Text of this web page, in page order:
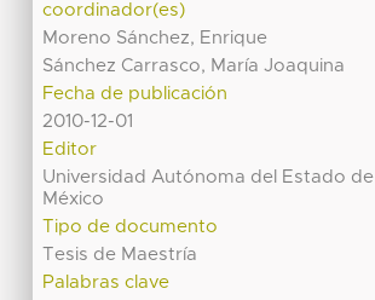
coordinador(es)
Moreno Sánchez, Enrique
Sánchez Carrasco, María Joaquina
Fecha de publicación
2010-12-01
Editor
Universidad Autónoma del Estado de
México
Tipo de documento
Tesis de Maestría
Palabras clave